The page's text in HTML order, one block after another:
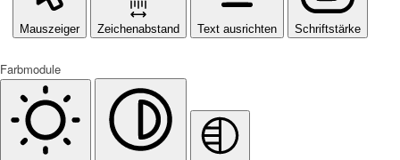
Mauszeiger Zeichenabstand Text ausrichten Schriftstärke
Farbmodule